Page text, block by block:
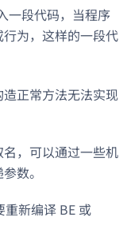
一段代码，当程序
为，这样的一段代
正常方法无法实现
，可以通过一些机
数。
重新编译 BE 或